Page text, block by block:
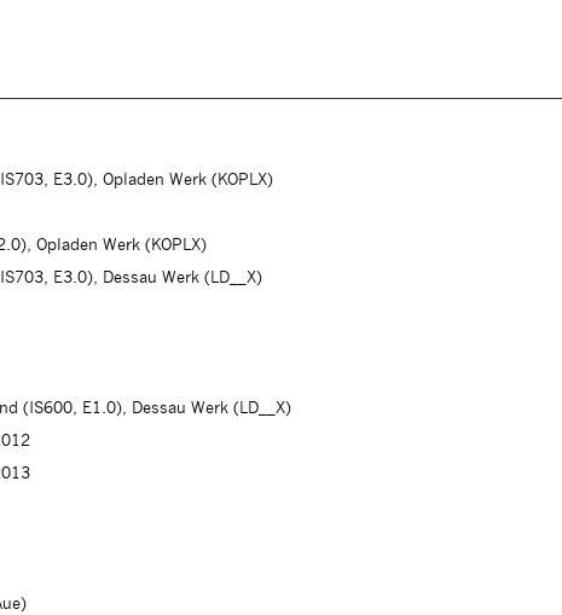
E3.0), Opladen Werk (KOPLX)
Opladen Werk (KOPLX)
E3.0), Dessau Werk (LD__X)
(IS600, E1.0), Dessau Werk (LD__X)